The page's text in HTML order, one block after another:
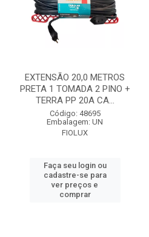
EXTENSÃO 20,0 METROS
PRETA 1 TOMADA 2 PINO +
TERRA PP 20A CA...
Código: 48695
Embalagem: UN
FIOLUX
Faça seu login ou
cadastre-se para
ver preços e
comprar